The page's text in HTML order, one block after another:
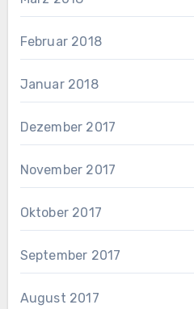
Februar 2018
Januar 2018
Dezember 2017
November 2017
Oktober 2017
September 2017
August 2017